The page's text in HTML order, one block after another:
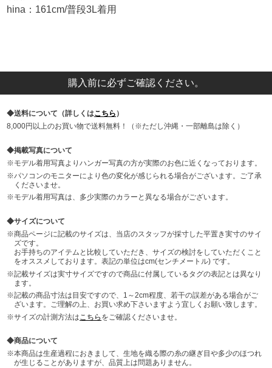
hina：161cm/普段3L着用
購入前に必ずご確認ください。
送料について（詳しくはこちら ）
8,000円以上のお買い物で送料無料！（※ただし沖縄・一部離島は除く）
掲載写真について
モデル着用写真よりハンガー写真の方が実際のお色に近くなっております。
パソコンのモニターにより色の変化が感じられる場合がございます。ご了承
くださいませ。
モデル着用写真は、多少実際のカラーと異なる場合がございます。
サイズについて
商品ページに記載のサイズは、当店のスタッフが採寸した平置き実寸のサイ
ズです。
お手持ちのアイテムと比較していただき、サイズの検討をしていただくこと
をオススメしております。表記の単位はcm(センチメートル) です。
記載サイズは実寸サイズですので商品に付属しているタグの表記とは異なり
ます。
記載の商品寸法は目安ですので、1～2cm程度、若干の誤差がある場合がご
ざいます。ご理解の上、お買い求め下さいますよう宜しくお願い致します。
サイズの計測方法は こちら をご確認くださいませ。
商品について
本商品は生産過程におきまして、生地を織る際の糸の継ぎ目や多少のほつれ
が生じることがありますが、品質上は問題ありません。